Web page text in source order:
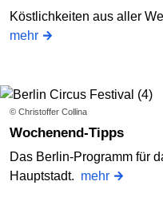
Köstlichkeiten aus aller
mehr
© Christoffer Collina
Wochenend-Tipps
Das Berlin-Programm für
Hauptstadt. mehr